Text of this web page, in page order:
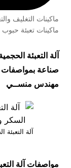
ماكينات التغليف
ماكينات تعبئة
آلة التعبئة
مهندس منســي
آلة
مواصفات آلة